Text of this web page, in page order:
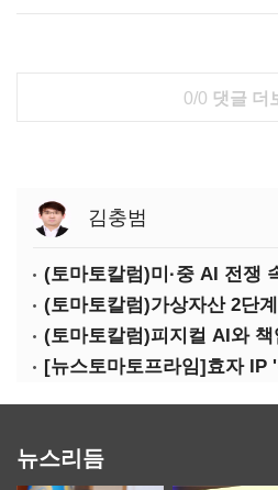
0/0 댓글 더
김충범
(토마토칼럼)미·중 AI 전쟁
(토마토칼럼)가상자산 2단
(토마토칼럼)피지컬 AI와 책
[뉴스토마토프라임]효자 IP
뉴스리듬